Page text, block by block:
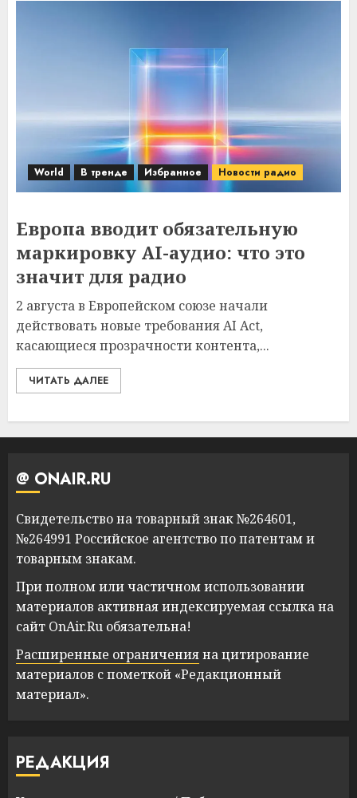
World В тренде Избранное Новости радио
Европа вводит обязательную
маркировку AI-аудио: что это
значит для радио
2 августа в Европейском союзе начали
действовать новые требования AI Act,
касающиеся прозрачности контента,...
ЧИТАТЬ ДАЛЕЕ
@ ONAIR.RU
Свидетельство на товарный знак №264601,
№264991 Российское агентство по патентам и
товарным знакам.
При полном или частичном использовании
материалов активная индексируемая ссылка на
сайт OnAir.Ru обязательна!
Расширенные ограниченияна цитирование
материалов с пометкой «Редакционный
материал».
РЕДАКЦИЯ